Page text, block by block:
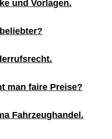
und Vorlagen.
man faire Preise?
Fahrzeughandel.